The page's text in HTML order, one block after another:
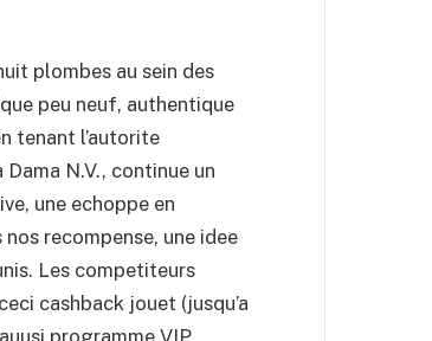
plombes au sein des
peu neuf, authentique
tenant l’autorite
N.V., continue un
une echoppe en
recompense, une idee
Les competiteurs
cashback jouet (jusqu’a